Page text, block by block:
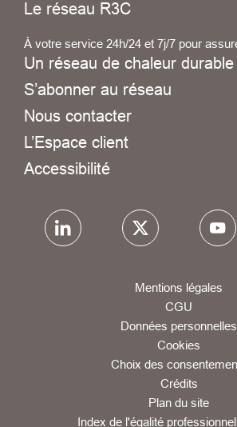
Le réseau R3C
À votre service 24h/24 et 7j/7 pour
Un réseau de chaleur durable
S’abonner au réseau
Nous contacter
L’Espace client
Accessibilité
Mentions légales
CGU
Données personnelles
Cookies
Choix des
Crédits
Plan du site
Index de l'égalité